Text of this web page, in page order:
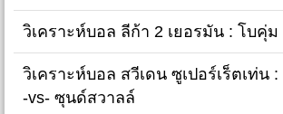
วิเคราะห์บอล ลีก้า 2 เยอรมัน : โบคุ่ม
วิเคราะห์บอล สวีเดน ซูเปอร์เร็ตเท่น
-vs- ซุนด์สวาลล์